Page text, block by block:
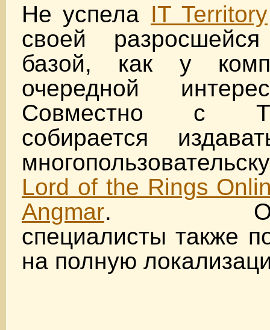
Не успела IT Territory
своей разросшейся
базой, как у
очередной
Совместно с
собирается
Lord of the Rings
Angmar.
специалисты также
на полную